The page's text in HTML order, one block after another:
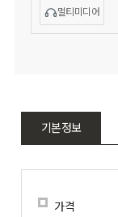
멀티미디어
기본정보
가격